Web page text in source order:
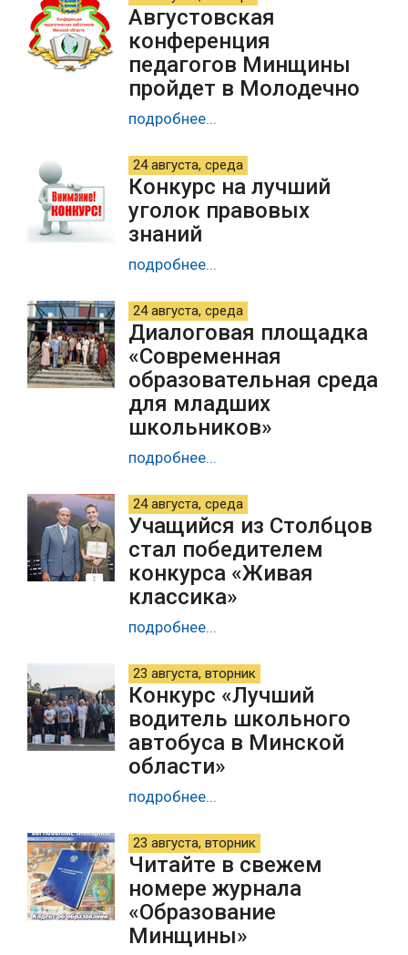
Августовская
конференция
педагогов Минщины
пройдет в Молодечно
подробнее...
24 августа, среда
Конкурс на лучший
уголок правовых
знаний
подробнее...
24 августа, среда
Диалоговая площадка
«Современная
образовательная среда
для младших
школьников»
подробнее...
24 августа, среда
Учащийся из Столбцов
стал победителем
конкурса «Живая
классика»
подробнее...
23 августа, вторник
Конкурс «Лучший
водитель школьного
автобуса в Минской
области»
подробнее...
23 августа, вторник
Читайте в свежем
номере журнала
«Образование
Минщины»